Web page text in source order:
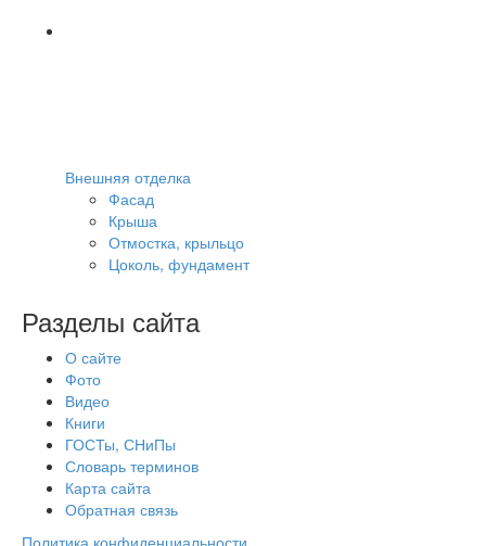
Внешняя отделка
Фасад
Крыша
Отмостка, крыльцо
Цоколь, фундамент
Разделы сайта
О сайте
Фото
Видео
Книги
ГОСТы, СНиПы
Словарь терминов
Карта сайта
Обратная связь
Политика конфиденциальности